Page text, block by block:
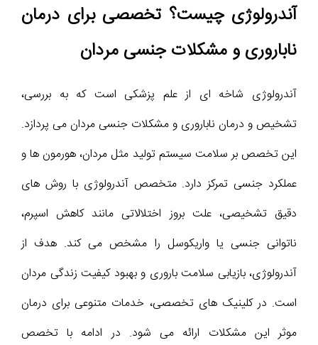
آندرولوژی چیست؟ تخصصی برای درمان
ناباروری و مشکلات جنسی مردان
آندرولوژی شاخه‌ ای از علم پزشکی است که به بررسی،
تشخیص و درمان ناباروری و مشکلات جنسی مردان می‌ پردازد.
این تخصص بر سلامت سیستم تولید مثل مردان، هورمون‌ ها و
عملکرد جنسی تمرکز دارد. متخصص آندرولوژی با روش‌ های
دقیق تشخیصی، علت بروز اختلالاتی مانند کاهش اسپرم،
ناتوانی جنسی یا واریکوسل را مشخص می‌ کند. هدف از
آندرولوژی، بازیابی سلامت باروری و بهبود کیفیت زندگی مردان
است. در کلینیک‌ های تخصصی، خدمات متنوعی برای درمان
موثر این مشکلات ارائه می‌ شود. در ادامه با تخصص